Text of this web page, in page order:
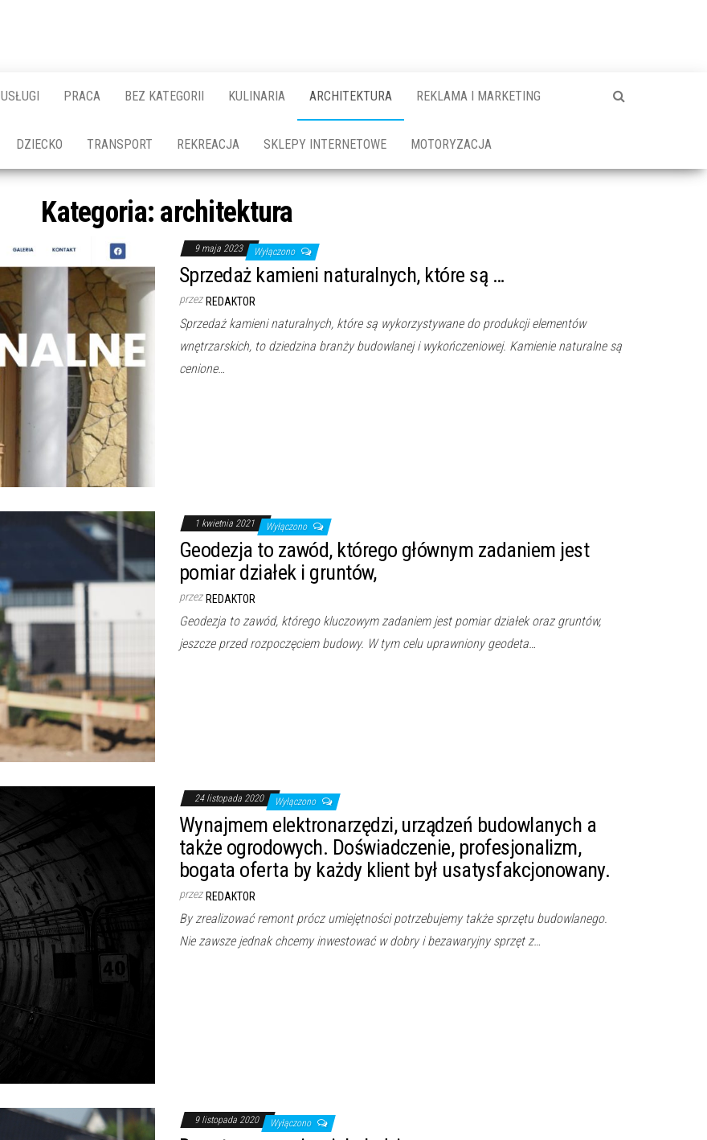
USŁUGI PRACA BEZ KATEGORII KULINARIA ARCHITEKTURA REKLAMA I MARKETING
DZIECKO TRANSPORT REKREACJA SKLEPY INTERNETOWE MOTORYZACJA
Kategoria: architektura
9 maja 2023 Wyłączono
Sprzedaż kamieni naturalnych, które są …
przez REDAKTOR
Sprzedaż kamieni naturalnych, które są wykorzystywane do produkcji elementów
wnętrzarskich, to dziedzina branży budowlanej i wykończeniowej. Kamienie naturalne są
cenione…
1 kwietnia 2021 Wyłączono
Geodezja to zawód, którego głównym zadaniem jest
pomiar działek i gruntów,
przez REDAKTOR
Geodezja to zawód, którego kluczowym zadaniem jest pomiar działek oraz gruntów,
jeszcze przed rozpoczęciem budowy. W tym celu uprawniony geodeta…
24 listopada 2020 Wyłączono
Wynajmem elektronarzędzi, urządzeń budowlanych a
także ogrodowych. Doświadczenie, profesjonalizm,
bogata oferta by każdy klient był usatysfakcjonowany.
przez REDAKTOR
By zrealizować remont prócz umiejętności potrzebujemy także sprzętu budowlanego.
Nie zawsze jednak chcemy inwestować w dobry i bezawaryjny sprzęt z…
9 listopada 2020 Wyłączono